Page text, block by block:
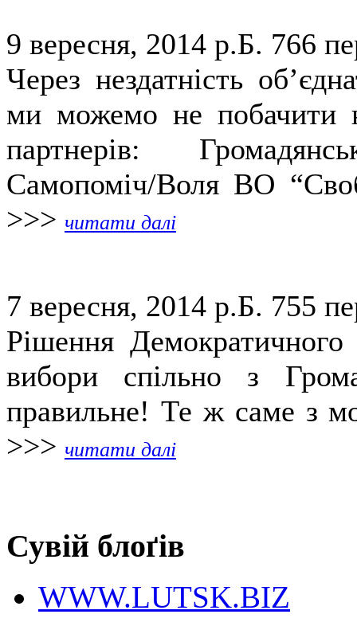
9 вересня, 2014 р.Б. 766
Через нездатність
ми можемо не побачити
партнерів:
Самопоміч/Воля ВО
>>> читати далі
7 вересня, 2014 р.Б. 755
Рішення
вибори спільно з
правильне! Те ж саме з
>>> читати далі
Сувій блоґів
WWW.LUTSK.BIZ